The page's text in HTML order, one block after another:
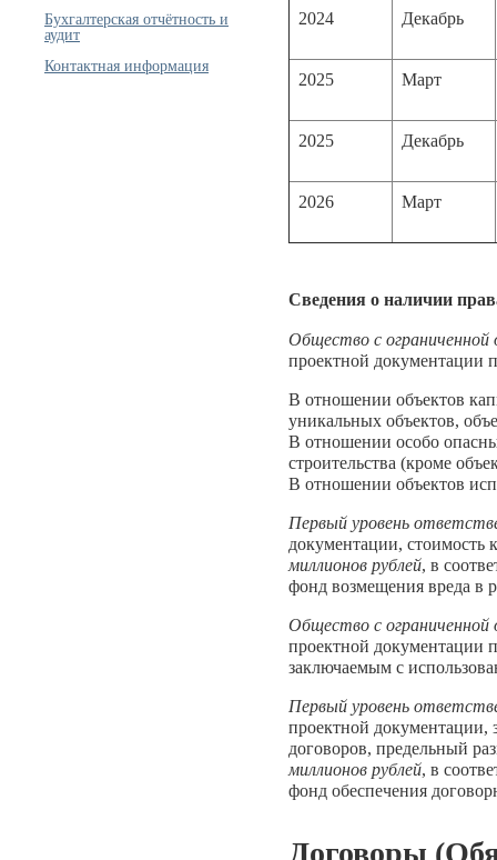
Бухгалтерская отчётность и
аудит
Контактная информация
2024 Декабрь
2025 Март
2025 Декабрь
2026 Март
Сведения о наличии
Общество с
проектной документации
В отношении объектов
уникальных объектов,
В отношении особо
строительства (кроме
В отношении объектов
Первый уровень
документации, стоимость
миллионов рублей, в
фонд возмещения вреда в
Общество с
проектной документации
заключаемым с
Первый уровень
проектной документации,
договоров, предельный
миллионов рублей, в
фонд обеспечения
Договоры